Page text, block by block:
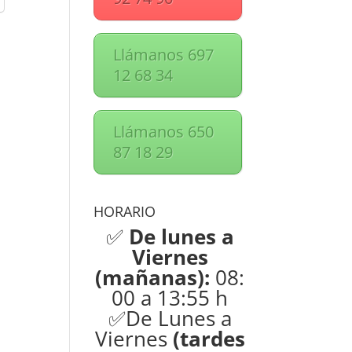
Llámanos 697
12 68 34
Llámanos 650
87 18 29
HORARIO
✅ De lunes a
Viernes
(mañanas): 08:
00 a 13:55 h
✅De Lunes a
Viernes(tardes